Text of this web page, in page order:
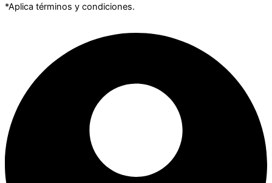
*Aplica términos y condiciones.